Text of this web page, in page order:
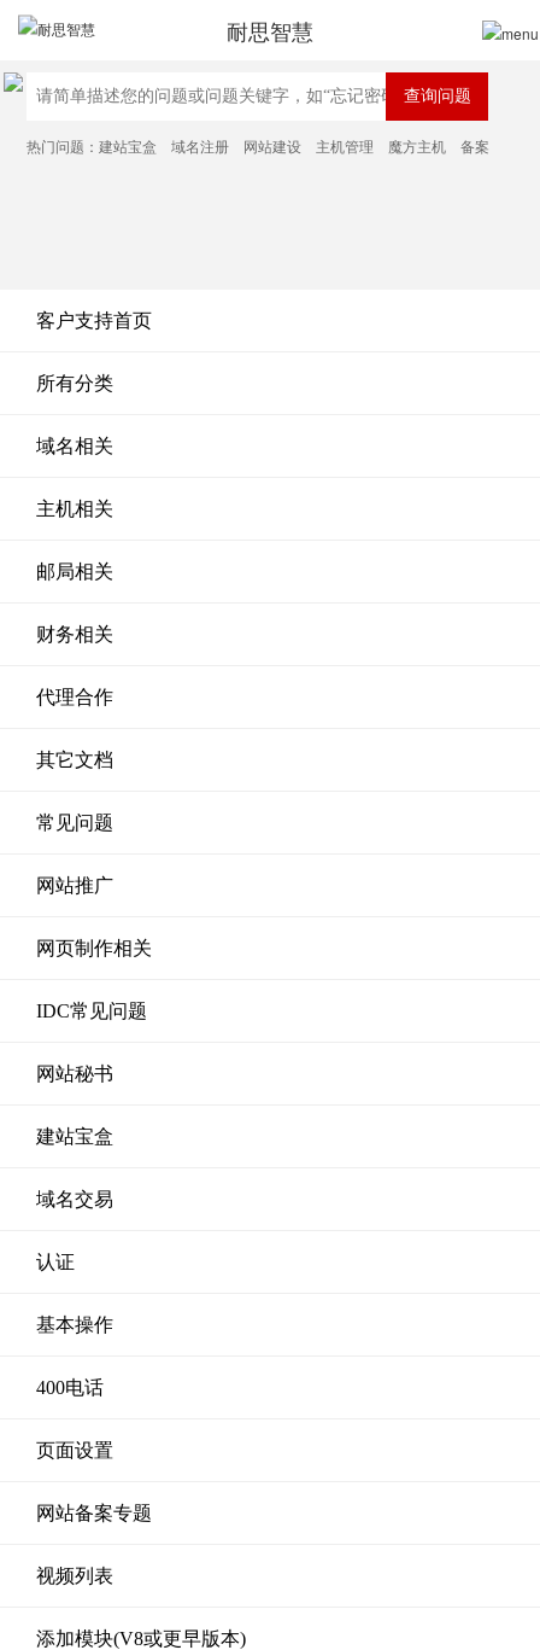
耐思智慧
热门问题：建站宝盒 域名注册 网站建设 主机管理 魔方主机 备案
客户支持首页
所有分类
域名相关
主机相关
邮局相关
财务相关
代理合作
其它文档
常见问题
网站推广
网页制作相关
IDC常见问题
网站秘书
建站宝盒
域名交易
认证
基本操作
400电话
页面设置
网站备案专题
视频列表
添加模块(V8或更早版本)